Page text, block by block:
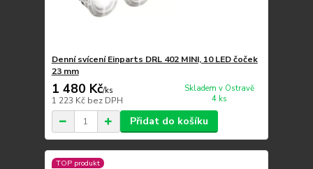
Denní svícení Einparts DRL 402 MINI, 10 LED čoček
23 mm
1 480 Kč/ks
1 223 Kč bez DPH
Skladem v Ostravě
4 ks
Přidat do košíku
TOP produkt